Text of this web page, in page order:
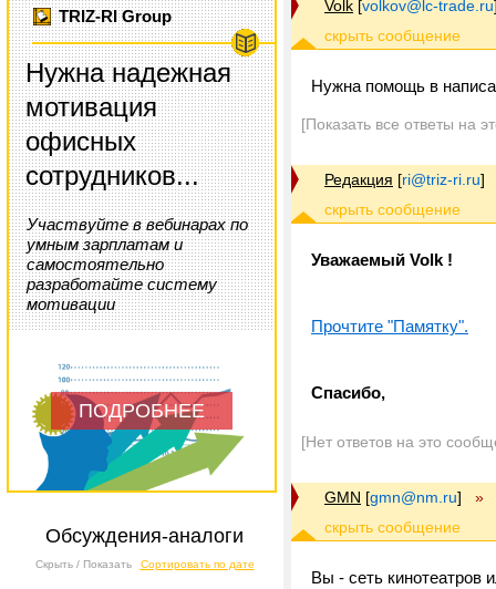
TRIZ-RI Group
Нужна надежная
мотивация
офисных
сотрудников...
Участвуйте в вебинарах по
умным зарплатам и
самостоятельно
разработайте систему
мотивации
ПОДРОБНЕЕ
Обсуждения-аналоги
Скрыть / Показать Сортировать по дате
Volk [volkov@lc-trade.ru
Нужна помощь в
[Показать все ответы на
Редакция [ri@triz-ri.ru]
Уважаемый Volk !
Прочтите "Памятку".
Спасибо,
[Нет ответов на это
GMN [gmn@nm.ru] »
Вы - сеть кинотеатров